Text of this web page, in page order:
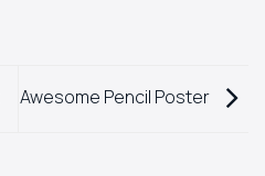
Awesome Pencil Poster